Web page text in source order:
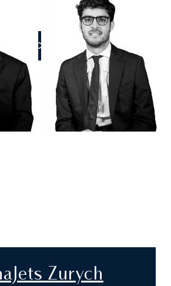
DO NAS
Zurych